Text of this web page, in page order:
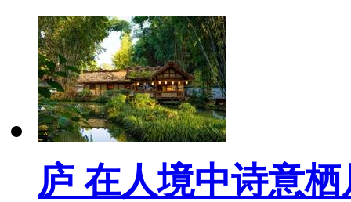
庐 在人境中诗意栖